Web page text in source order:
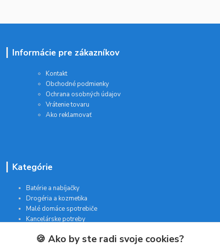
Informácie pre zákazníkov
Kontakt
Obchodné podmienky
Ochrana osobných údajov
Vrátenie tovaru
Ako reklamovať
Kategórie
Batérie a nabíjačky
Drogéria a kozmetika
Malé domáce spotrebiče
Kancelárske potreby
🍪 Ako by ste radi svoje cookies?